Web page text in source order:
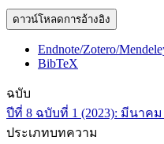
ดาวน์โหลดการอ้างอิง
Endnote/Zotero/
BibTeX
ฉบับ
ปีที่ 8 ฉบับที่ 1 (2023): มีนาค
ประเภทบทความ